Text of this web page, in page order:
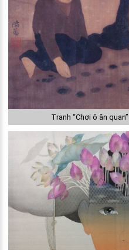
Tranh “Chơi ô ăn